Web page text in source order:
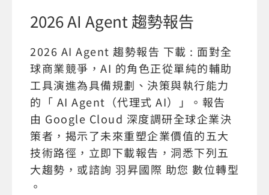
2026 AI Agent 趨勢報告
2026 AI Agent 趨勢報告 下載 : 面對全
球商業競爭，AI 的角色正從單純的輔助
工具演進為具備規劃、決策與執行能力
的「 AI Agent（代理式 AI）」。報告
由 Google Cloud 深度調研全球企業決
策者，揭示了未來重塑企業價值的五大
技術路徑，立即下載報告，洞悉下列五
大趨勢，或諮詢 羽昇國際 助您 數位轉型
。